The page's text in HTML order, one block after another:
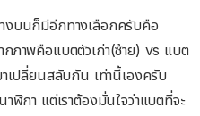
งบนก็มีอีกทางเลือกครับคือ
ภาพคือแบตตัวเก่า(ซ้าย) vs แบต
เปลี่ยนสลับกัน เท่านี้เองครับ
ฬิกา แต่เราต้องมั่นใจว่าแบตที่จะ